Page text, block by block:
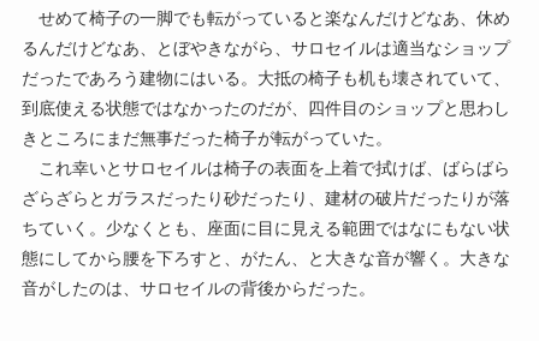
せめて椅子の一脚でも転がっていると楽なんだけどなあ、休め
るんだけどなあ、とぼやきながら、サロセイルは適当なショップ
だったであろう建物にはいる。大抵の椅子も机も壊されていて、
到底使える状態ではなかったのだが、四件目のショップと思わし
きところにまだ無事だった椅子が転がっていた。
これ幸いとサロセイルは椅子の表面を上着で拭けば、ばらばら
ざらざらとガラスだったり砂だったり、建材の破片だったりが落
ちていく。少なくとも、座面に目に見える範囲ではなにもない状
態にしてから腰を下ろすと、がたん、と大きな音が響く。大きな
音がしたのは、サロセイルの背後からだった。